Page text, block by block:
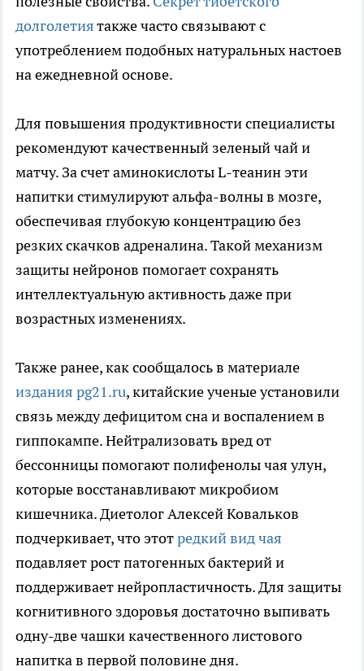
долголетиятакже часто связывают с
употреблением подобных натуральных настоев
на ежедневной основе.
Для повышения продуктивности специалисты
рекомендуют качественный зеленый чай и
матчу. За счет аминокислоты L-теанин эти
напитки стимулируют альфа-волны в мозге,
обеспечивая глубокую концентрацию без
резких скачков адреналина. Такой механизм
защиты нейронов помогает сохранять
интеллектуальную активность даже при
возрастных изменениях.
Также ранее, как сообщалось в материале
издания pg21.ru, китайские ученые установили
связь между дефицитом сна и воспалением в
гиппокампе. Нейтрализовать вред от
бессонницы помогают полифенолы чая улун,
которые восстанавливают микробиом
кишечника. Диетолог Алексей Ковальков
подчеркивает, что этотредкий вид чая
подавляет рост патогенных бактерий и
поддерживает нейропластичность. Для защиты
когнитивного здоровья достаточно выпивать
одну-две чашки качественного листового
напитка в первой половине дня.